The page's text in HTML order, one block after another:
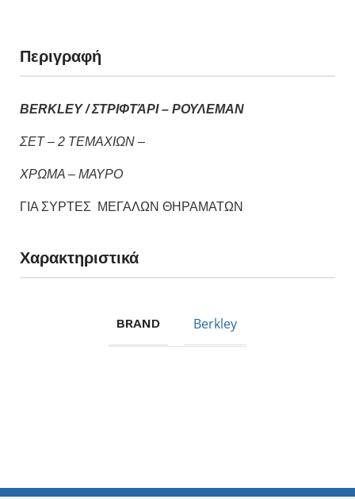
Περιγραφή
BERKLEY / ΣΤΡΙΦΤΆΡΙ – ΡΟΥΛΕΜΑΝ
ΣΕΤ – 2 ΤΕΜΑΧΙΩΝ –
ΧΡΩΜΑ – ΜΑΥΡΟ
ΓΙΑ ΣΥΡΤΕΣ ΜΕΓΑΛΩΝ ΘΗΡΑΜΑΤΩΝ
Χαρακτηριστικά
BRAND Berkley